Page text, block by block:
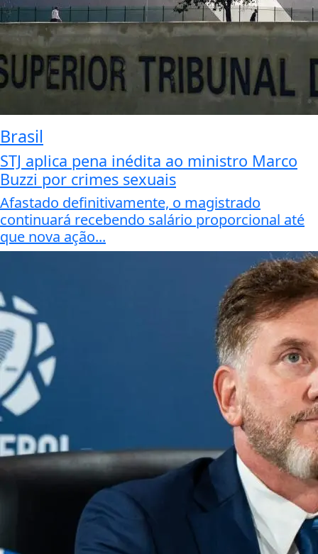
Brasil
STJ aplica pena inédita ao ministro Marco
Buzzi por crimes sexuais
Afastado definitivamente, o magistrado
continuará recebendo salário proporcional até
que nova ação...